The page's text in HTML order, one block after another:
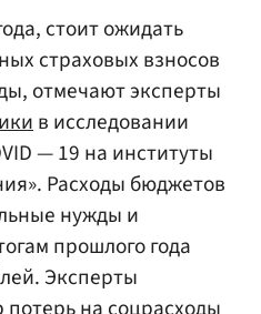
стоит ожидать
страховых взносов
отмечают эксперты
в исследовании
— 19 на институты
Расходы бюджетов
нужды и
прошлого года
Эксперты